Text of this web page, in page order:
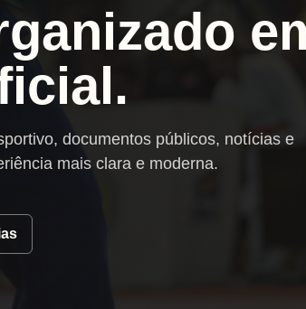
documentos públicos, notícias e
mais clara e moderna.